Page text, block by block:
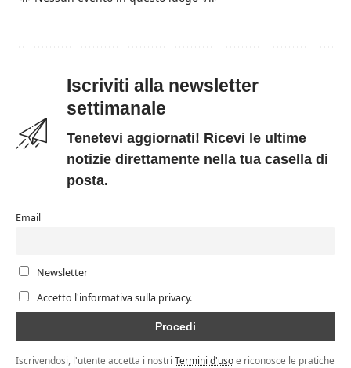
Iscriviti alla newsletter
settimanale
Tenetevi aggiornati! Ricevi le ultime
notizie direttamente nella tua casella di
posta.
Email
Newsletter
Accetto l'informativa sulla privacy.
Iscrivendosi, l'utente accetta i nostri Termini d'usoe riconosce le pratiche